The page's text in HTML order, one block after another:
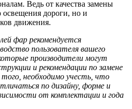
Ведь от качества замены
освещения дороги, но и
движения.
фар рекомендуется
пользователя вашего
производители могут
и рекомендации по замене
необходимо учесть, что
по дизайну, форме и
от комплектации и года